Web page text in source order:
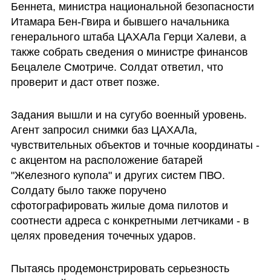
Беннета, министра национальной безопасности
Итамара Бен-Гвира и бывшего начальника
генерального штаба ЦАХАЛа Герци Халеви, а
также собрать сведения о министре финансов
Бецалеле Смотриче. Солдат ответил, что
проверит и даст ответ позже.
Задания вышли и на сугубо военный уровень.
Агент запросил снимки баз ЦАХАЛа,
чувствительных объектов и точные координаты -
с акцентом на расположение батарей
"Железного купола" и других систем ПВО.
Солдату было также поручено
сфотографировать жилые дома пилотов и
соотнести адреса с конкретными летчиками - в
целях проведения точечных ударов.
Пытаясь продемонстрировать серьезность